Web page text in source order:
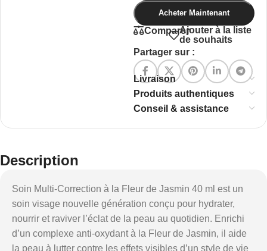
Acheter Maintenant
ComparerAjouter à la liste
de souhaits
Partager sur :
Livraison
Produits authentiques
Conseil & assistance
Description
Soin Multi-Correction à la Fleur de Jasmin 40 ml est un
soin visage nouvelle génération conçu pour hydrater,
nourrir et raviver l’éclat de la peau au quotidien. Enrichi
d’un complexe anti-oxydant à la Fleur de Jasmin, il aide
la peau à lutter contre les effets visibles d’un style de vie